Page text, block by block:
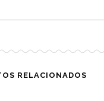
RELACIONADOS